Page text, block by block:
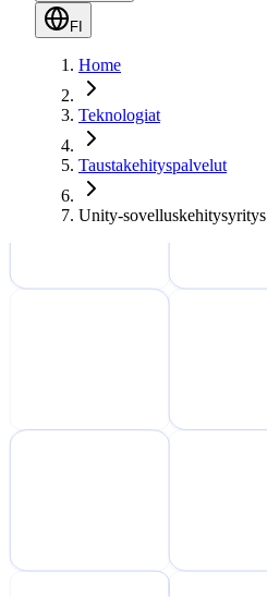
FI
Home
Teknologiat
Taustakehityspalvelut
Unity-sovelluskehitysyritys